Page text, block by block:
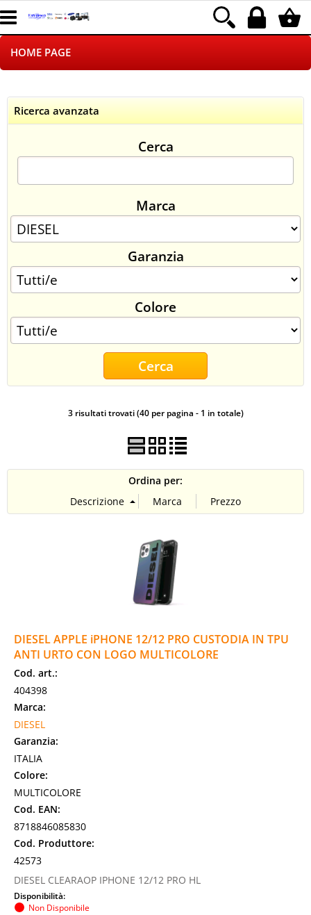
HOME PAGE
LOGISTICA
NEGOZI ON LINE
SINCRONIZZATI CON NOI
SPEDIZIONI
CONTATTI
Ricerca avanzata
Cerca
Marca
Garanzia
Colore
3 risultati trovati (40 per pagina - 1 in totale)
Ordina per:
DIESEL APPLE iPHONE 12/12 PRO CUSTODIA IN TPU
ANTI URTO CON LOGO MULTICOLORE
Cod. art.:
404398
Marca:
DIESEL
Garanzia:
ITALIA
Colore:
MULTICOLORE
Cod. EAN:
8718846085830
Cod. Produttore:
42573
DIESEL CLEARAOP IPHONE 12/12 PRO HL
Disponibilità:
Non Disponibile